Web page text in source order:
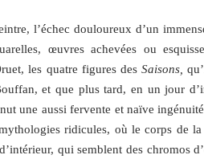
l’échec douloureux d’un
œuvres achevées ou
les quatre figures des Saisons,
et que plus tard, en un jour
une aussi fervente et naïve
ridicules, où le corps de
qui semblent des chromos